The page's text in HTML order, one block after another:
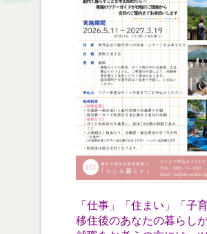
「仕事」「住まい」「子
移住後のあなたの暮らし